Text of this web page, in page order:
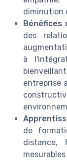
diminution
Bénéfices
des
à
entreprise
de
distance,